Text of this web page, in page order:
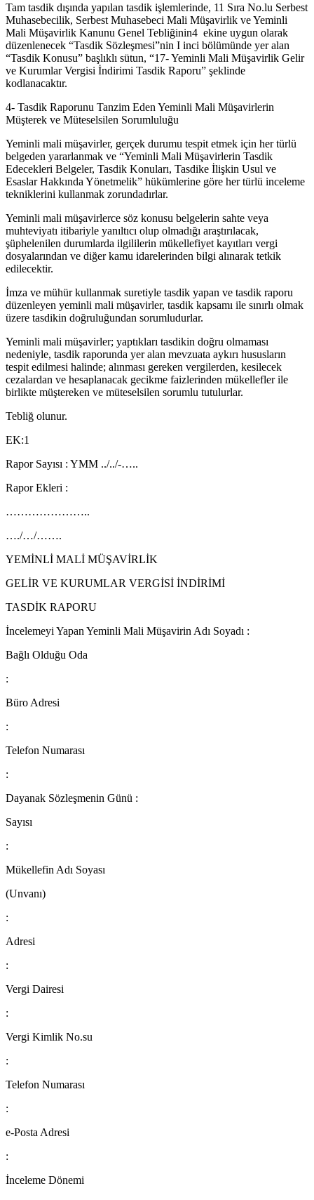
Tam tasdik dışında yapılan tasdik işlemlerinde, 11 Sıra No.lu Serbest
Muhasebecilik, Serbest Muhasebeci Mali Müşavirlik ve Yeminli
Mali Müşavirlik Kanunu Genel Tebliğinin4 ekine uygun olarak
düzenlenecek “Tasdik Sözleşmesi”nin I inci bölümünde yer alan
“Tasdik Konusu” başlıklı sütun, “17- Yeminli Mali Müşavirlik Gelir
ve Kurumlar Vergisi İndirimi Tasdik Raporu” şeklinde
kodlanacaktır.
4- Tasdik Raporunu Tanzim Eden Yeminli Mali Müşavirlerin
Müşterek ve Müteselsilen Sorumluluğu
Yeminli mali müşavirler, gerçek durumu tespit etmek için her türlü
belgeden yararlanmak ve “Yeminli Mali Müşavirlerin Tasdik
Edecekleri Belgeler, Tasdik Konuları, Tasdike İlişkin Usul ve
Esaslar Hakkında Yönetmelik” hükümlerine göre her türlü inceleme
tekniklerini kullanmak zorundadırlar.
Yeminli mali müşavirlerce söz konusu belgelerin sahte veya
muhteviyatı itibariyle yanıltıcı olup olmadığı araştırılacak,
şüphelenilen durumlarda ilgililerin mükellefiyet kayıtları vergi
dosyalarından ve diğer kamu idarelerinden bilgi alınarak tetkik
edilecektir.
İmza ve mühür kullanmak suretiyle tasdik yapan ve tasdik raporu
düzenleyen yeminli mali müşavirler, tasdik kapsamı ile sınırlı olmak
üzere tasdikin doğruluğundan sorumludurlar.
Yeminli mali müşavirler; yaptıkları tasdikin doğru olmaması
nedeniyle, tasdik raporunda yer alan mevzuata aykırı hususların
tespit edilmesi halinde; alınması gereken vergilerden, kesilecek
cezalardan ve hesaplanacak gecikme faizlerinden mükellefler ile
birlikte müştereken ve müteselsilen sorumlu tutulurlar.
Tebliğ olunur.
EK:1
Rapor Sayısı : YMM ../../-…..
Rapor Ekleri :
…………………..
…./…/…….
YEMİNLİ MALİ MÜŞAVİRLİK
GELİR VE KURUMLAR VERGİSİ İNDİRİMİ
TASDİK RAPORU
İncelemeyi Yapan Yeminli Mali Müşavirin Adı Soyadı :
Bağlı Olduğu Oda
:
Büro Adresi
:
Telefon Numarası
:
Dayanak Sözleşmenin Günü :
Sayısı
:
Mükellefin Adı Soyası
(Unvanı)
:
Adresi
:
Vergi Dairesi
:
Vergi Kimlik No.su
:
Telefon Numarası
:
e-Posta Adresi
:
İnceleme Dönemi